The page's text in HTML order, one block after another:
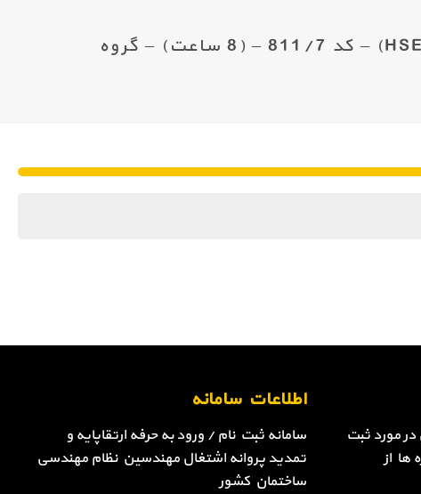
کلاس آنلاین – مبانی سلامت،ایمنی و حفاظت محیط زیست (HSE) – کد 811/7 – (8 ساعت) – گروه
اطلاعات سامانه
سامانه ثبت نام / ورود به حرفه ارتقاپایه و
تمدید پروانه اشتغال مهندسین نظام مهندسی
ساختمان کشور
مورد ثبت
ها از